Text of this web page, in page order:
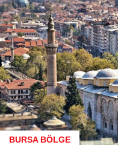
BURSA BÖLGE